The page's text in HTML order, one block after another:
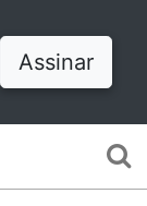
Assinar